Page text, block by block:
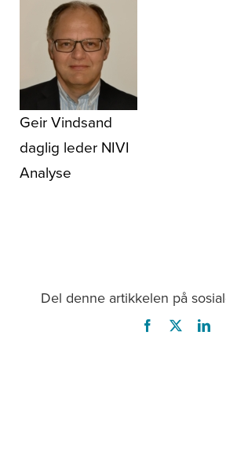
Geir Vindsand
daglig leder NIVI
Analyse
Del denne artikkelen på